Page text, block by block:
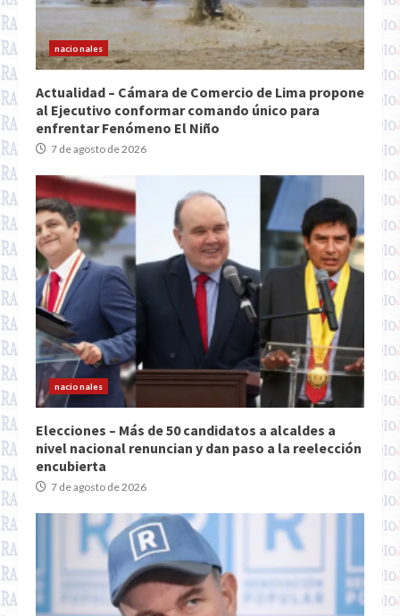
nacionales
Actualidad – Cámara de Comercio de Lima propone
al Ejecutivo conformar comando único para
enfrentar Fenómeno El Niño
7 de agosto de 2026
nacionales
Elecciones – Más de 50 candidatos a alcaldes a
nivel nacional renuncian y dan paso a la reelección
encubierta
7 de agosto de 2026